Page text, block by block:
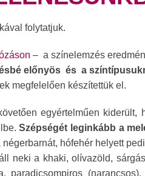
folytatjuk.
– a színelemzés
előnyös és a
megfelelően készítettük el.
egyértelműen kiderült,
Szépségét leginkább a
négerbarnát, hófehér helyett
neki a khaki, olívazöld,
paradicsompiros